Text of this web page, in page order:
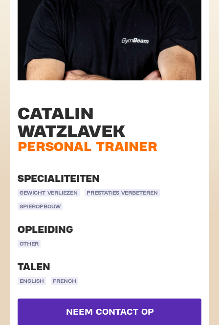
CATALIN
WATZLAVEK
PERSONAL TRAINER
SPECIALITEITEN
GEWICHT VERLIEZEN PRESTATIES VERBETEREN
SPIEROPBOUW
OPLEIDING
OTHER
TALEN
ENGLISH FRENCH
NEEM CONTACT OP